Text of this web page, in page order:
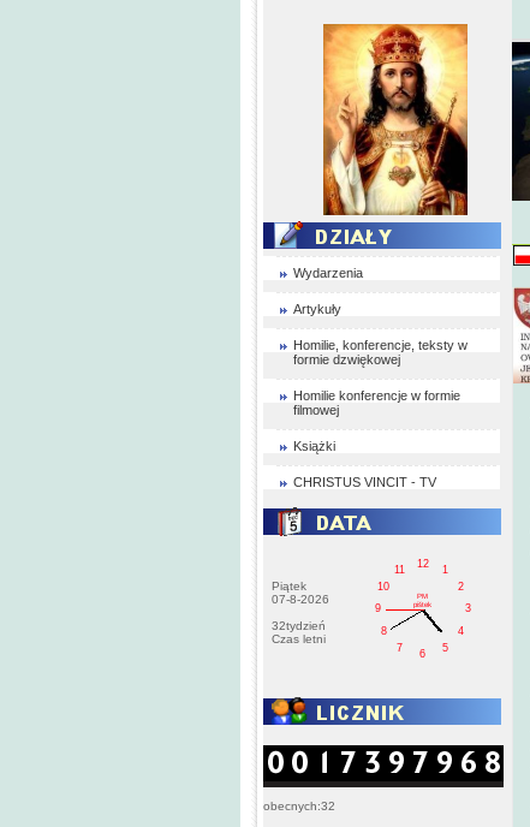
Wydarzenia
Artykuły
Homilie, konferencje, teksty w
formie dzwiękowej
Homilie konferencje w formie
filmowej
Książki
CHRISTUS VINCIT - TV
Piątek
07-8-2026
32tydzień
Czas letni
1
2
3
4
5
6
7
8
9
10
11
12
PM
pištek
obecnych:32